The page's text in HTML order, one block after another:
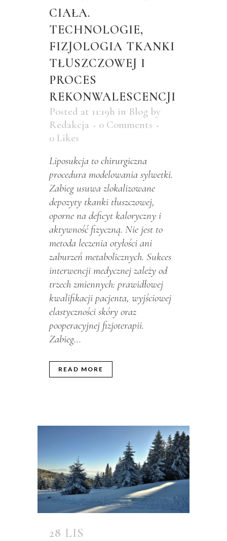
CIAŁA.
TECHNOLOGIE,
FIZJOLOGIA TKANKI
TŁUSZCZOWEJ I
PROCES
REKONWALESCENCJI
Posted at 11:19h in Blog by
Redakcja
0 Comments
0 Likes
Liposukcja to chirurgiczna
procedura modelowania sylwetki.
Zabieg usuwa zlokalizowane
depozyty tkanki tłuszczowej,
oporne na deficyt kaloryczny i
aktywność fizyczną. Nie jest to
metoda leczenia otyłości ani
zaburzeń metabolicznych. Sukces
interwencji medycznej zależy od
trzech zmiennych: prawidłowej
kwalifikacji pacjenta, wyjściowej
elastyczności skóry oraz
pooperacyjnej fizjoterapii.
Zabieg...
READ MORE
28 LIS